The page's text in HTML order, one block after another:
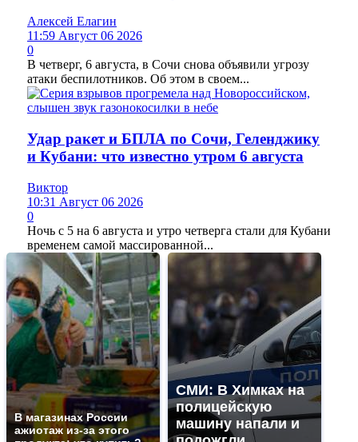
Алексей Елагин
11:59 Август 06 2026
0
В четверг, 6 августа, в Сочи снова объявили угрозу
атаки беспилотников. Об этом в своем...
Удар ракет и БПЛА по Сочи, Геленджику
и Кубани: что известно утром 6 августа
Виктор
10:31 Август 06 2026
0
Ночь с 5 на 6 августа и утро четверга стали для Кубани
временем самой массированной...
В магазинах России
ажиотаж из-за этого
СМИ: В Химках на
полицейскую
машину напали и